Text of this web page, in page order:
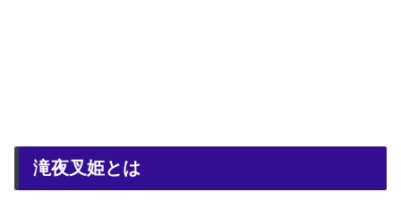
滝夜叉姫とは